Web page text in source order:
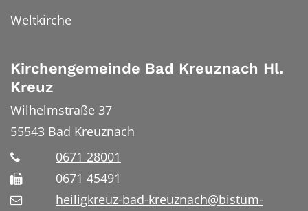
Weltkirche
Kirchengemeinde Bad Kreuznach Hl.
Kreuz
Wilhelmstraße 37
55543 Bad Kreuznach
0671 28001
0671 45491
heiligkreuz-bad-kreuznach@bistum-